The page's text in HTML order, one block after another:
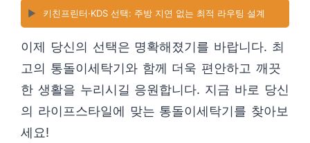
▶️ 키친프린터·KDS 선택: 주방 지연 없는 최적 라우팅 설계
이제 당신의 선택은 명확해졌기를 바랍니다. 최
고의 통돌이세탁기와 함께 더욱 편안하고 깨끗
한 생활을 누리시길 응원합니다. 지금 바로 당신
의 라이프스타일에 맞는 통돌이세탁기를 찾아보
세요!